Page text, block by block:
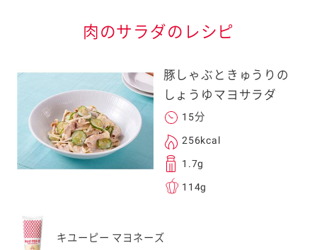
肉のサラダのレシピ
豚しゃぶときゅうりの
しょうゆマヨサラダ
15分
256kcal
1.7g
114g
キユーピー マヨネーズ